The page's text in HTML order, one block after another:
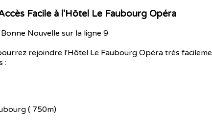
Facile à l'Hôtel Le Faubourg Opéra
Nouvelle sur la ligne 9
rejoindre l'Hôtel Le Faubourg Opéra très
:
( 750m)